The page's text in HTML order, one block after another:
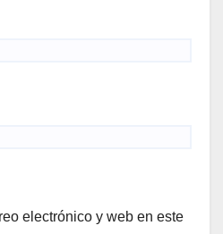
electrónico y web en este